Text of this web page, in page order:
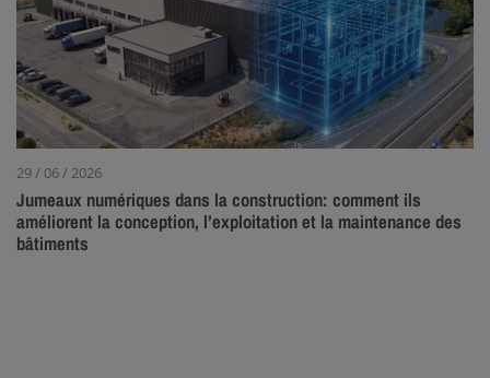
29 / 06 / 2026
Jumeaux numériques dans la construction: comment ils
améliorent la conception, l’exploitation et la maintenance des
bâtiments